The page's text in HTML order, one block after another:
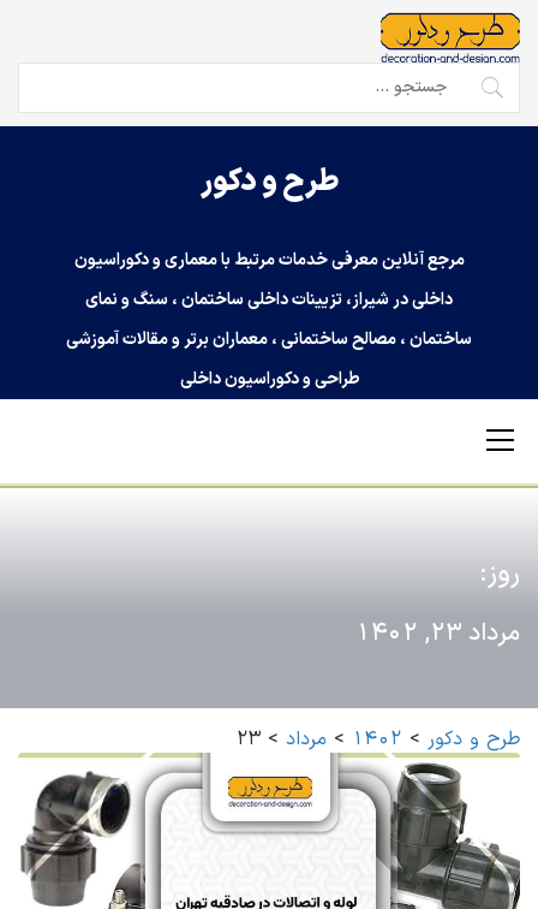
Skip
content
جستجو
برای:
طرح و دکور
مرجع آنلاین معرفی خدمات مرتبط با معماری و دکوراسیون
داخلی در شیراز، تزیینات داخلی ساختمان ، سنگ و نمای
ساختمان ، مصالح ساختمانی ، معماران برتر و مقالات آموزشی
طراحی و دکوراسیون داخلی
روز:
مرداد 23, 1402
طرح و دکور >
1402
> مرداد >
23